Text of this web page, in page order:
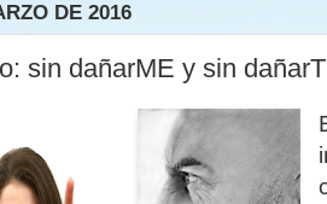
DE 2016
sin dañarME y sin